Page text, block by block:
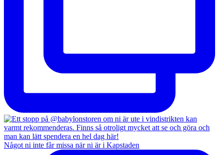
Något ni inte får missa när ni är i Kapstaden